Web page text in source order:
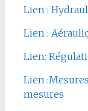
Lien :
Lien :
Lien:
Lien
mesures